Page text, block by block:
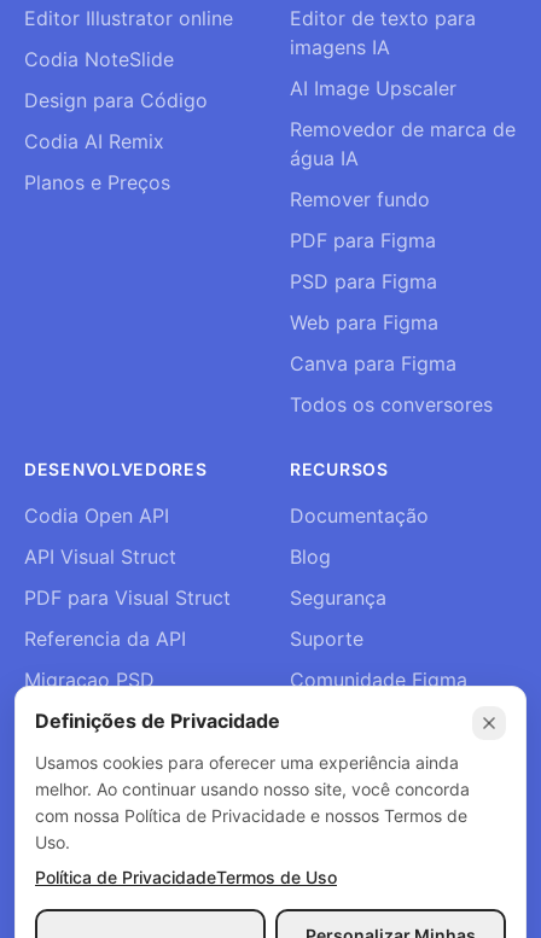
Editor Illustrator online
Codia NoteSlide
Design para Código
Codia AI Remix
Planos e Preços
Editor de texto para
imagens IA
AI Image Upscaler
Removedor de marca de
água IA
Remover fundo
PDF para Figma
PSD para Figma
Web para Figma
Canva para Figma
Todos os conversores
DESENVOLVEDORES
Codia Open API
API Visual Struct
PDF para Visual Struct
Referencia da API
Migracao PSD
RECURSOS
Documentação
Blog
Segurança
Suporte
Comunidade Figma
Sobre Nós
Contacto
© 2026 Codia AI. Todos os direitos reservados.
Definições de Privacidade
Usamos cookies para oferecer uma experiência ainda
melhor. Ao continuar usando nosso site, você concorda
com nossa Política de Privacidade e nossos Termos de
Uso.
Política de PrivacidadeTermos de Uso